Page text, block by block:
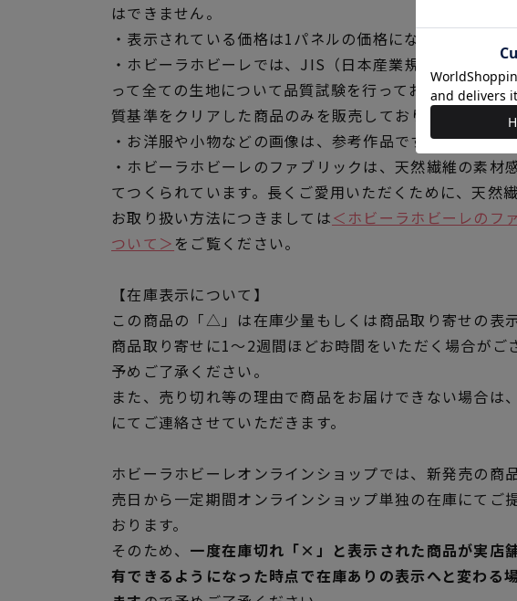
はできません。
・表示されている価格は1パネルの価格になります。
・ホビーラホビーレでは、JIS（日本産業規格）が定め
って全ての生地について品質試験を行っており、ホビーラ
質基準をクリアした商品のみを販売しております。
・お洋服や小物などの画像は、参考作品です。
・ホビーラホビーレのファブリックは、天然繊維の素材
てつくられています。長くご愛用いただくために、天然
お取り扱い方法につきましては＜ホビーラホビーレのフ
ついて＞ をご覧ください。
【在庫表示について】
この商品の「△」は在庫少量もしくは商品取り寄せの表示
商品取り寄せに1～2週間ほどお時間をいただく場合がご
予めご了承ください。
また、売り切れ等の理由で商品をお届けできない場合は
にてご連絡させていただきます。
ホビーラホビーレオンラインショップでは、新発売の商
売日から一定期間オンラインショップ単独の在庫にてご
おります。
そのため、 一度在庫切れ「×」と表示された商品が実店
有できるようになった時点で在庫ありの表示へと変わる